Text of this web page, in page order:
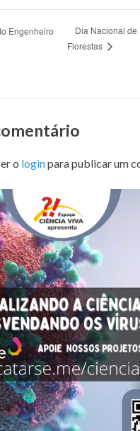
Engenheiro
Dia Nacional de
Florestas
o loginpara publicar um